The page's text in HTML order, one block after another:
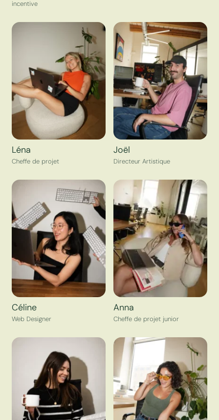
incentive
Léna
Cheffe de projet
Joël
Directeur Artistique
Céline
Web Designer
Anna
Cheffe de projet junior